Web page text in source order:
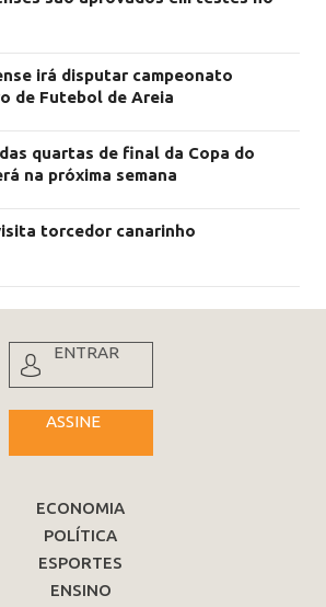
irá disputar campeonato
de Futebol de Areia
quartas de final da Copa do
na próxima semana
torcedor canarinho
ENTRAR
ASSINE
ECONOMIA
POLÍTICA
ESPORTES
ENSINO